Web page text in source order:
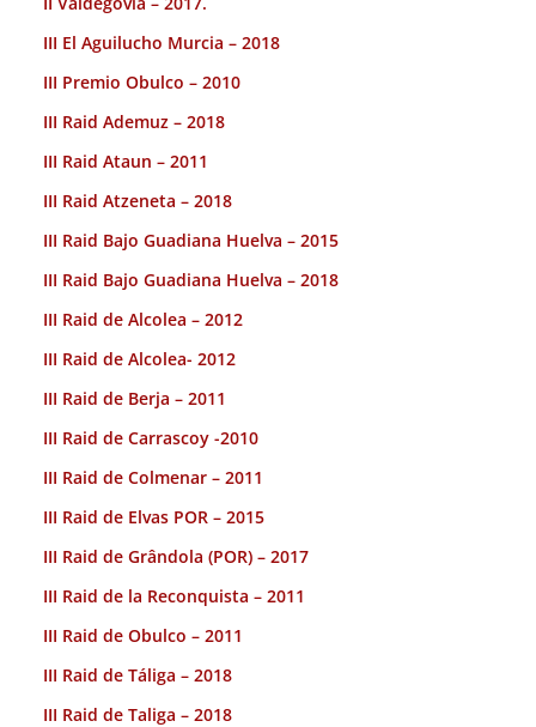
III El Aguilucho Murcia – 2018
III Premio Obulco – 2010
III Raid Ademuz – 2018
III Raid Ataun – 2011
III Raid Atzeneta – 2018
III Raid Bajo Guadiana Huelva – 2015
III Raid Bajo Guadiana Huelva – 2018
III Raid de Alcolea – 2012
III Raid de Alcolea- 2012
III Raid de Berja – 2011
III Raid de Carrascoy -2010
III Raid de Colmenar – 2011
III Raid de Elvas POR – 2015
III Raid de Grândola (POR) – 2017
III Raid de la Reconquista – 2011
III Raid de Obulco – 2011
III Raid de Táliga – 2018
III Raid de Taliga – 2018